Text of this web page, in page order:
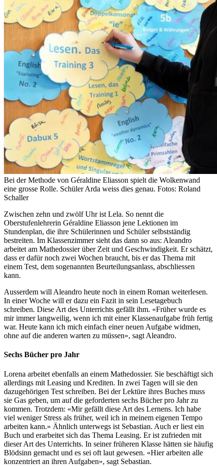
Bei der Methode von Géraldine Eliasson spielt die Wolkenwand
eine grosse Rolle. Schüler Arda weiss dies genau. Fotos: Roland
Schaller
Zwischen zehn und zwölf Uhr ist Lela. So nennt die
Oberstufenlehrerin Géraldine Eliasson jene Lektionen im
Stundenplan, die ihre Schülerinnen und Schüler selbstständig
bestreiten. Im Klassenzimmer sieht das dann so aus: Aleandro
arbeitet am Mathedossier über Zeit und Geschwindigkeit. Er schätzt,
dass er dafür noch zwei Wochen braucht, bis er das Thema mit
einem Test, dem sogenannten Beurteilungsanlass, abschliessen
kann.
Ausserdem will Aleandro heute noch in einem Roman weiterlesen.
In einer Woche will er dazu ein Fazit in sein Lesetagebuch
schreiben. Diese Art des Unterrichts gefällt ihm. «Früher wurde es
mir immer langweilig, wenn ich mit einer Klassenaufgabe früh fertig
war. Heute kann ich mich einfach einer neuen Aufgabe widmen,
ohne auf die anderen warten zu müssen», sagt Aleandro.
Sechs Bücher pro Jahr
Lorena arbeitet ebenfalls an einem Mathedossier. Sie beschäftigt sich
allerdings mit Leasing und Krediten. In zwei Tagen will sie den
dazugehörigen Test schreiben. Bei der Lektüre ihres Buches muss
sie Gas geben, um auf die geforderten sechs Bücher pro Jahr zu
kommen. Trotzdem: «Mir gefällt diese Art des Lernens. Ich habe
viel weniger Stress als früher, weil ich in meinem eigenen Tempo
arbeiten kann.» Ähnlich unterwegs ist Sebastian. Auch er liest ein
Buch und erarbeitet sich das Thema Leasing. Er ist zufrieden mit
dieser Art des Unterrichts. In seiner früheren Klasse hätten sie häufig
Blödsinn gemacht und es sei oft laut gewesen. «Hier arbeiten alle
konzentriert an ihren Aufgaben», sagt Sebastian.